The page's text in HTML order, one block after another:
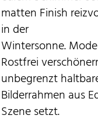
matten Finish
in der
Wintersonne.
Rostfrei
unbegrenzt
Bilderrahmen aus
Szene setzt.